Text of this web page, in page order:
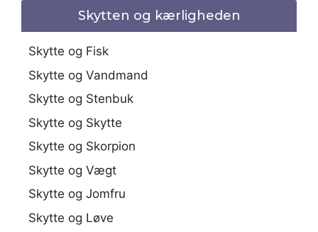
Skytten og kærligheden
Skytte og Fisk
Skytte og Vandmand
Skytte og Stenbuk
Skytte og Skytte
Skytte og Skorpion
Skytte og Vægt
Skytte og Jomfru
Skytte og Løve